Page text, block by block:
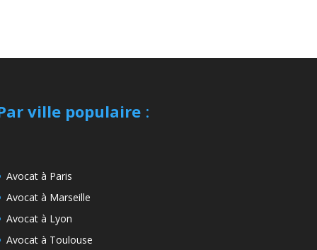
ville populaire:
Avocat à Paris
Avocat à Marseille
Avocat à Lyon
Avocat à Toulouse